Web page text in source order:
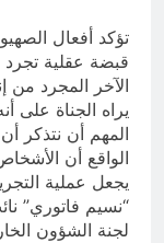
تؤكد أفعال
قبضة عقلية تجرد
الآخر المجرد من
يراه الجناة
المهم أن نتذكر
الواقع أن
يجعل عملية
“نسيم فاتوري”
لجنة الشؤون